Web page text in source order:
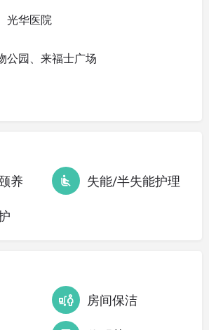
光华医院
公园、来福士广场
养 失能/半失能护理
房间保洁